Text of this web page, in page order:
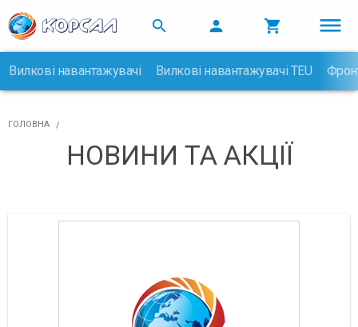
  
Вилкові навантажувачі Вилкові навантажувачі TEU
ГОЛОВНА
НОВИНИ ТА АКЦІЇ